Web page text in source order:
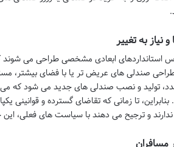
به تغییر
استانداردهای ابعادی مشخصی طراحی می شوند
طراحی صندلی های عریض تر یا با فضای بیشتر،
تولید و نصب صندلی های جدید می شود که می
تا زمانی که تقاضای گسترده و قوانینی
و ترجیح می دهند با سیاست های فعلی،
مسافران